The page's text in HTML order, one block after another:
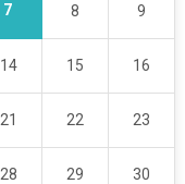
7 8 9
14 15 16
21 22 23
28 29 30